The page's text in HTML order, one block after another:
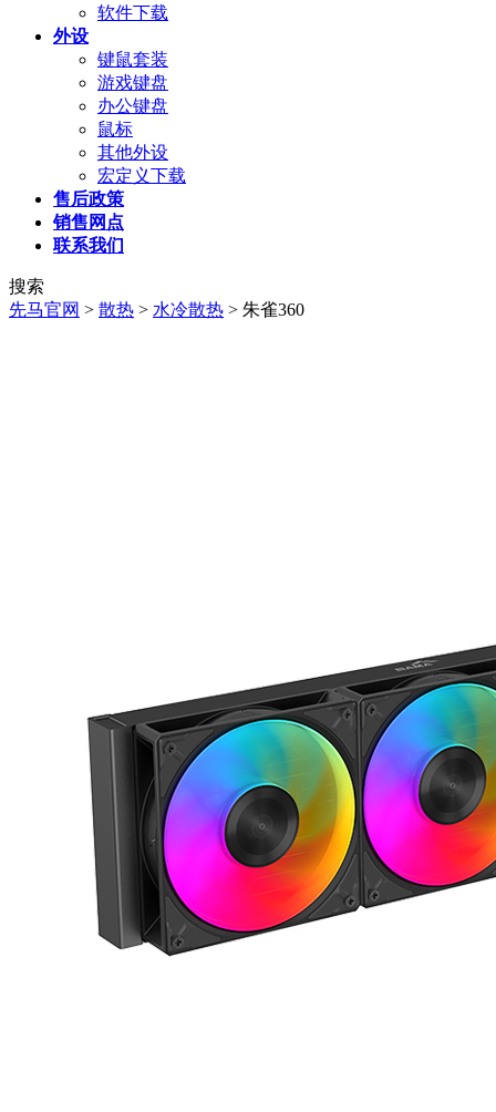
软件下载
外设
键鼠套装
游戏键盘
办公键盘
鼠标
其他外设
宏定义下载
售后政策
销售网点
联系我们
搜索
先马官网 > 散热 > 水冷散热 > 朱雀360